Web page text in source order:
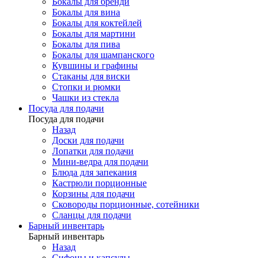
Бокалы для вина
Бокалы для коктейлей
Бокалы для мартини
Бокалы для пива
Бокалы для шампанского
Кувшины и графины
Стаканы для виски
Стопки и рюмки
Чашки из стекла
Посуда для подачи
Посуда для подачи
Назад
Доски для подачи
Лопатки для подачи
Мини-ведра для подачи
Блюда для запекания
Кастрюли порционные
Корзины для подачи
Сковороды порционные, сотейники
Сланцы для подачи
Барный инвентарь
Барный инвентарь
Назад